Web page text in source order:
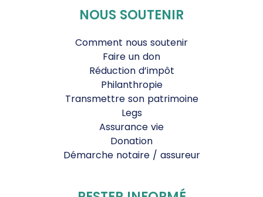
NOUS SOUTENIR
Comment nous soutenir
Faire un don
Réduction d’impôt
Philanthropie
Transmettre son patrimoine
Legs
Assurance vie
Donation
Démarche notaire / assureur